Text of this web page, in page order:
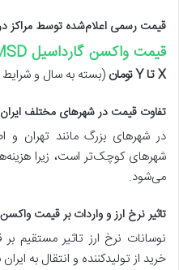
قیمت رسمی اعلام‌شده توسط مراکز
قیمت واکسن گارداسیل MSD
X تا Y تومان
(بسته به سال و
تفاوت قیمت در شهرهای مختلف ایران
در شهرهای بزرگ مانند تهران و
شهرهای کوچک‌تر است، زیرا
می‌شود.
تاثیر نرخ ارز و واردات بر قیمت واکسن
نوسانات نرخ ارز تاثیر مستقیم
خرید از تولیدکننده و انتقال به